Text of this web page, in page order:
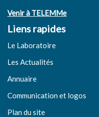
Venir à TELEMMe
Liens rapides
Le Laboratoire
Les Actualités
Annuaire
Communication et logos
Plan du site